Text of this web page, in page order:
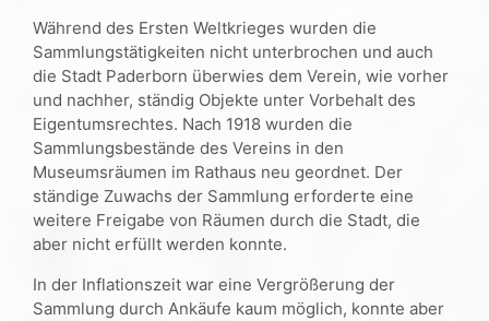
Während des Ersten Weltkrieges wurden die
Sammlungstätigkeiten nicht unterbrochen und auch
die Stadt Paderborn überwies dem Verein, wie vorher
und nachher, ständig Objekte unter Vorbehalt des
Eigentumsrechtes. Nach 1918 wurden die
Sammlungsbestände des Vereins in den
Museumsräumen im Rathaus neu geordnet. Der
ständige Zuwachs der Sammlung erforderte eine
weitere Freigabe von Räumen durch die Stadt, die
aber nicht erfüllt werden konnte.
In der Inflationszeit war eine Vergrößerung der
Sammlung durch Ankäufe kaum möglich, konnte aber